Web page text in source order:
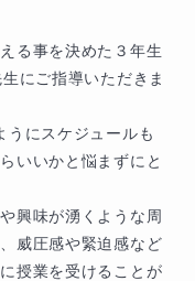
かけは、大学生時
の経験です。
する生徒に対して
りと教えました。
生徒は、できなか
っていき、
授業の際にお伝え
ーダーをご送付く
点を補強し、効率
す。
る事を決めた３年生
にご指導いただきま
うにスケジュールも
いいかと悩まずにと
興味が湧くような周
威圧感や緊迫感など
授業を受けることが